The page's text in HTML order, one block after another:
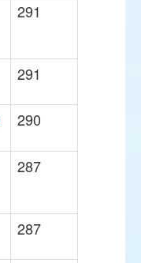
291
291
290
287
287